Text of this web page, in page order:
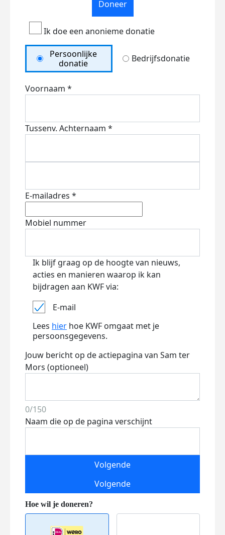
Doneer
Ik doe een anonieme donatie
Persoonlijke
donatie
Bedrijfsdonatie
Voornaam *
Tussenv. Achternaam *
E-mailadres *
Mobiel nummer
Ik blijf graag op de hoogte van nieuws,
acties en manieren waarop ik kan
bijdragen aan KWF via:
E-mail
Lees hier hoe KWF omgaat met je
persoonsgegevens.
Jouw bericht op de actiepagina van Sam ter
Mors (optioneel)
0/150
Naam die op de pagina verschijnt
Volgende
Volgende